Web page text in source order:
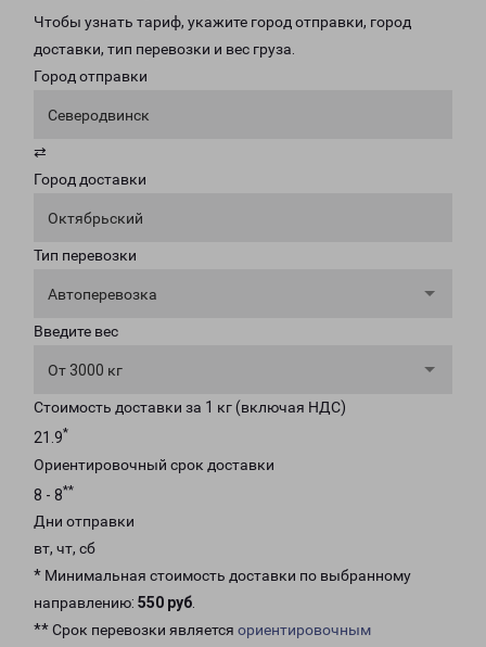
Чтобы узнать тариф, укажите город отправки, город
доставки, тип перевозки и вес груза.
Город отправки
Северодвинск
⇄
Город доставки
Октябрьский
Тип перевозки
Автоперевозка
Введите вес
От 3000 кг
Стоимость доставки за 1 кг (включая НДС)
21.9*
Ориентировочный срок доставки
8 - 8**
Дни отправки
вт, чт, сб
* Минимальная стоимость доставки по выбранному
направлению: 550 руб.
** Срок перевозки является ориентировочным